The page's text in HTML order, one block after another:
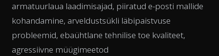
armatuurlaua laadimisajad, piiratud e-posti mallide
kohandamine, arveldustsükli läbipaistvuse
probleemid, ebaühtlane tehnilise toe kvaliteet,
agressiivne müügimeetod